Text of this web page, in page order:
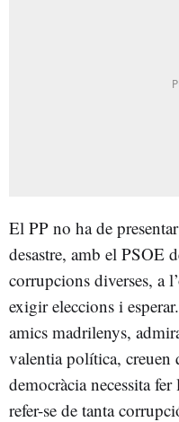
El PP no ha de
desastre, amb el PSOE
corrupcions diverses, a
exigir eleccions i
amics madrilenys,
valentia política, creuen
democràcia necessita
refer-se de tanta